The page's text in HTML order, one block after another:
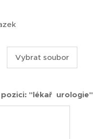
Vybrat soubor
pozici: "lékař urologie"